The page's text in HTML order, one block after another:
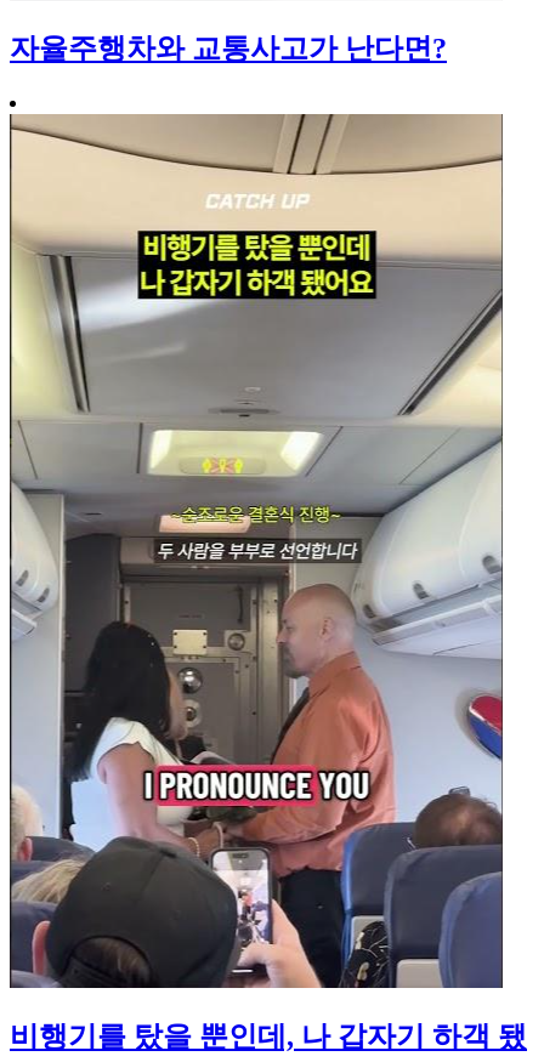
자율주행차와 교통사고가 난다면?
비행기를 탔을 뿐인데, 나 갑자기 하객 됐